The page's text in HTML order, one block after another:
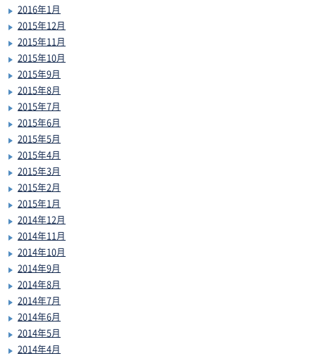
2016年1月
2015年12月
2015年11月
2015年10月
2015年9月
2015年8月
2015年7月
2015年6月
2015年5月
2015年4月
2015年3月
2015年2月
2015年1月
2014年12月
2014年11月
2014年10月
2014年9月
2014年8月
2014年7月
2014年6月
2014年5月
2014年4月